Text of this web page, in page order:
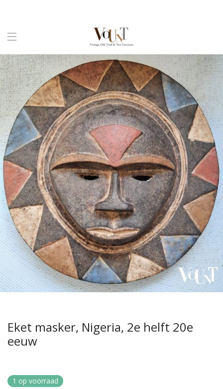
Eket masker, Nigeria, 2e helft 20e
eeuw
1 op voorraad